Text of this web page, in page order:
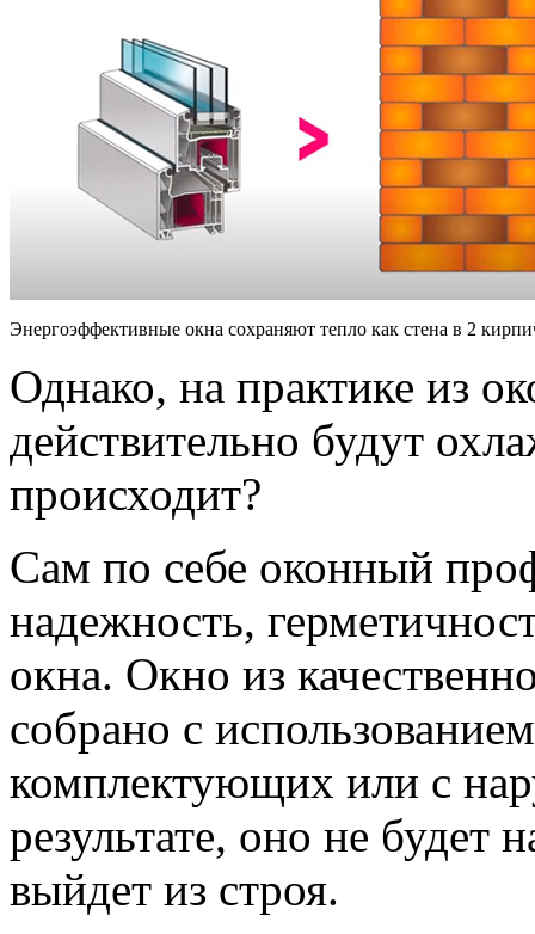
Энергоэффективные окна сохраняют тепло как стена в 2
Однако, на практике из
действительно будут
происходит?
Сам по себе оконный
надежность,
окна. Окно из
собрано с
комплектующих или с
результате, оно не будет
выйдет из строя.